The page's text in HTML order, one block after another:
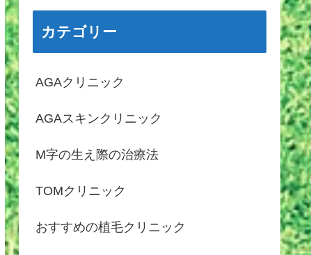
カテゴリー
AGAクリニック
AGAスキンクリニック
M字の生え際の治療法
TOMクリニック
おすすめの植毛クリニック